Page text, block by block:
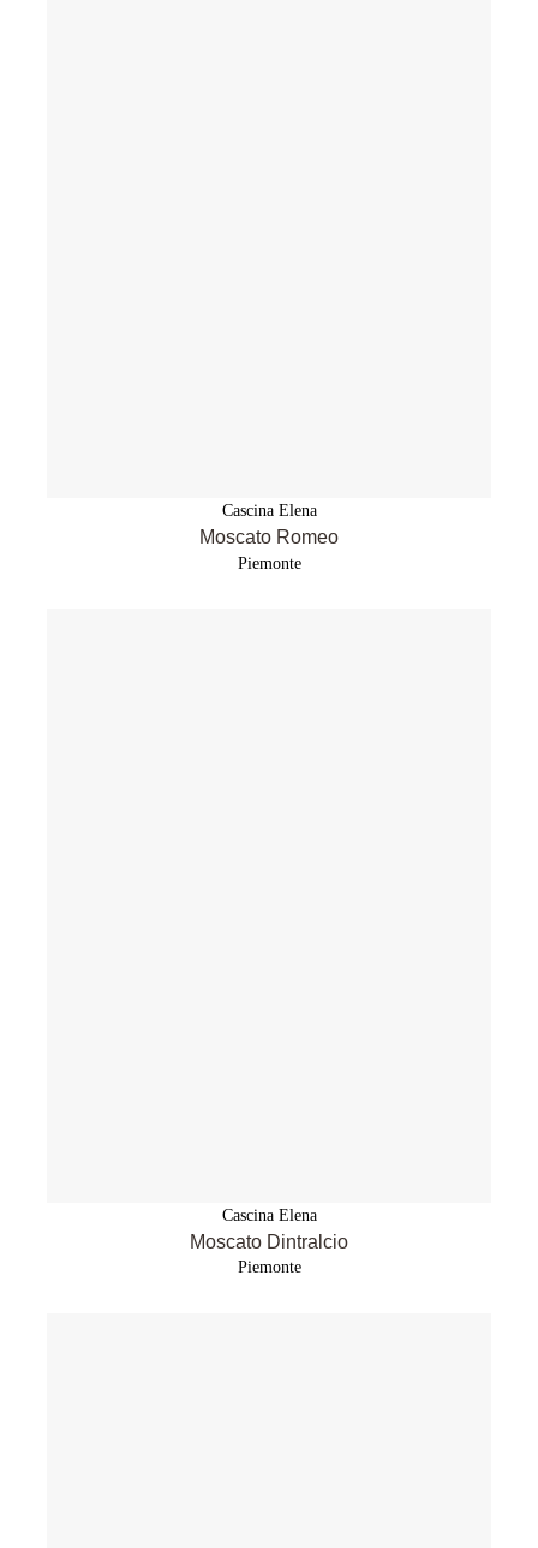
Cascina Elena
Moscato Romeo
Piemonte
Cascina Elena
Moscato Dintralcio
Piemonte